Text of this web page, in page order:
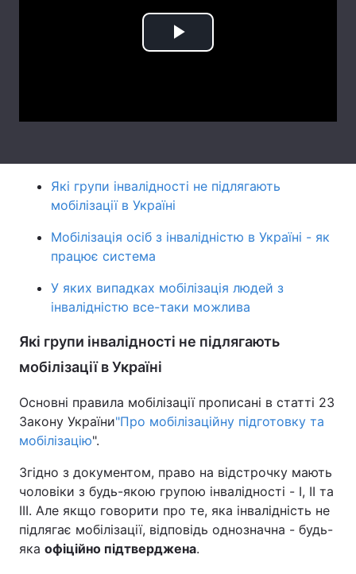
Тема оформлення
Play
Які групи інвалідності не підлягають
мобілізації в Україні
Мобілізація осіб з інвалідністю в Україні - як
працює система
У яких випадках мобілізація людей з
інвалідністю все-таки можлива
Які групи інвалідності не підлягають
мобілізації в Україні
Основні правила мобілізації прописані в статті 23
Закону України"Про мобілізаційну підготовку та
мобілізацію".
Згідно з документом, право на відстрочку мають
чоловіки з будь-якою групою інвалідності - I, II та
III. Але якщо говорити про те, яка інвалідність не
підлягає мобілізації, відповідь однозначна - будь-
яка офіційно підтверджена.